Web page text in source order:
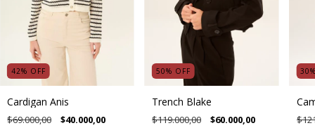
42% OFF
Cardigan Anis
$69.000,00 $40.000,00
50% OFF
Trench Blake
$119.000,00 $60.000,00
30